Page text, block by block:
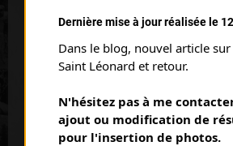
Courses ayant eu
10
Dernière mise à jour réalisée le
Dans le blog, nouvel article
Saint Léonard et retour.
N'hésitez pas à me
ajout ou modification de
pour l'insertion de photos.